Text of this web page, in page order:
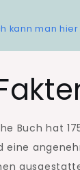
kann man
Buch hat
eine